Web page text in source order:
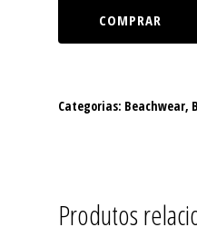
COMPRAR
Categorias: Beachwear,
Produtos